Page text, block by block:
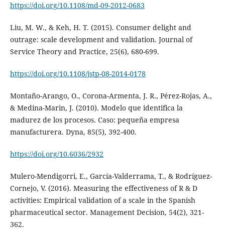
https://doi.org/10.1108/md-09-2012-0683
Liu, M. W., & Keh, H. T. (2015). Consumer delight and
outrage: scale development and validation. Journal of
Service Theory and Practice, 25(6), 680-699.
https://doi.org/10.1108/jstp-08-2014-0178
Montaño-Arango, O., Corona-Armenta, J. R., Pérez-Rojas, A.,
& Medina-Marin, J. (2010). Modelo que identifica la
madurez de los procesos. Caso: pequeña empresa
manufacturera. Dyna, 85(5), 392-400.
https://doi.org/10.6036/2932
Mulero-Mendigorri, E., García-Valderrama, T., & Rodríguez-
Cornejo, V. (2016). Measuring the effectiveness of R & D
activities: Empirical validation of a scale in the Spanish
pharmaceutical sector. Management Decision, 54(2), 321-
362.